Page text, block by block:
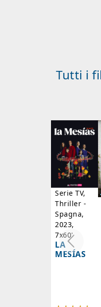
Tutti i
Serie TV,
Thriller -
Spagna,
2023,
7x60'
LA
MESÍAS